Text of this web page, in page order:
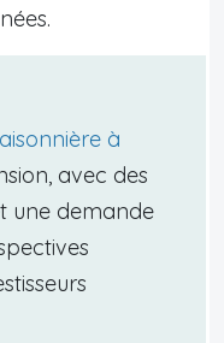
à
avec des
une demande